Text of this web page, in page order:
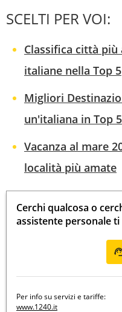
SCELTI PER VOI:
Classifica città
italiane nella Top 5
Migliori
un'italiana in Top 5
Vacanza al mare
località più amate
Cerchi qualcosa o
assistente personale
Per info su servizi e tariffe:
www.1240.it